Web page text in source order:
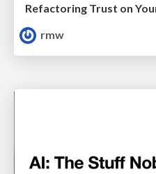
rmw